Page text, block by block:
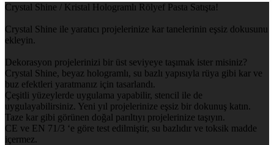
Crystal Shine / Kristal Hologramlı Rölyef Pasta Satışta!
Crystal Shine ile yaratıcı projelerinize kar tanelerinin eşsiz dokusunu
ekleyin.
Dekorasyon projelerinizi bir üst seviyeye taşımak ister misiniz?
Crystal Shine, beyaz hologramlı, su bazlı yapısıyla rüya gibi kar ve
buz efektleri yaratmanız için tasarlandı.
Çeşitli yüzeylerde uygulama yapabilir, stencil ile de
uygulayabilirsiniz. Yeni yıl projelerinize eşsiz bir dokunuş katın.
Taze kar gibi görünen doğal parıltıyı projelerinize taşıyın.
CE ve EN 71/3 ‘e göre test edilmiştir, su bazlıdır ve toksik madde
içermez.